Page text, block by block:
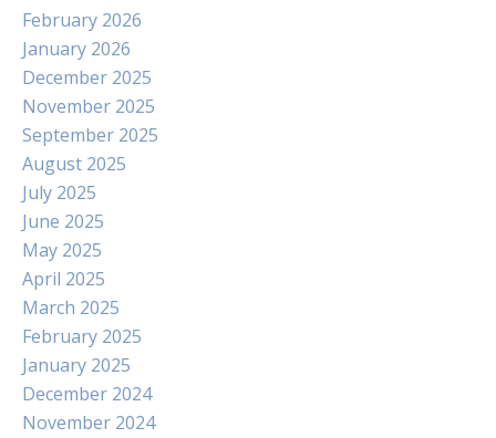
February 2026
January 2026
December 2025
November 2025
September 2025
August 2025
July 2025
June 2025
May 2025
April 2025
March 2025
February 2025
January 2025
December 2024
November 2024